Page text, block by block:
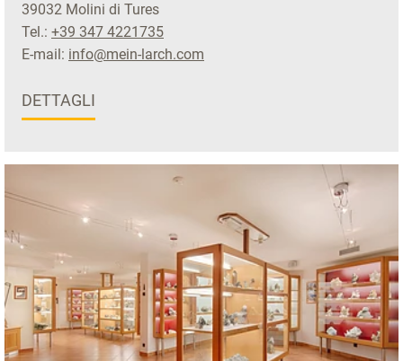
39032 Molini di Tures
Tel.: +39 347 4221735
E-mail: info@mein-larch.com
DETTAGLI